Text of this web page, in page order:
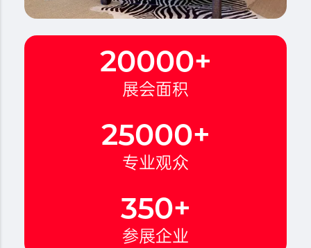
20000+
展会面积
25000+
专业观众
350+
参展企业